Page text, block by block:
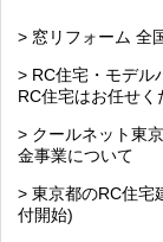
> 窓リフォーム 全
> RC住宅・モデ
RC住宅はお任せく
> クールネット東
金事業について
> 東京都のRC住宅
付開始)